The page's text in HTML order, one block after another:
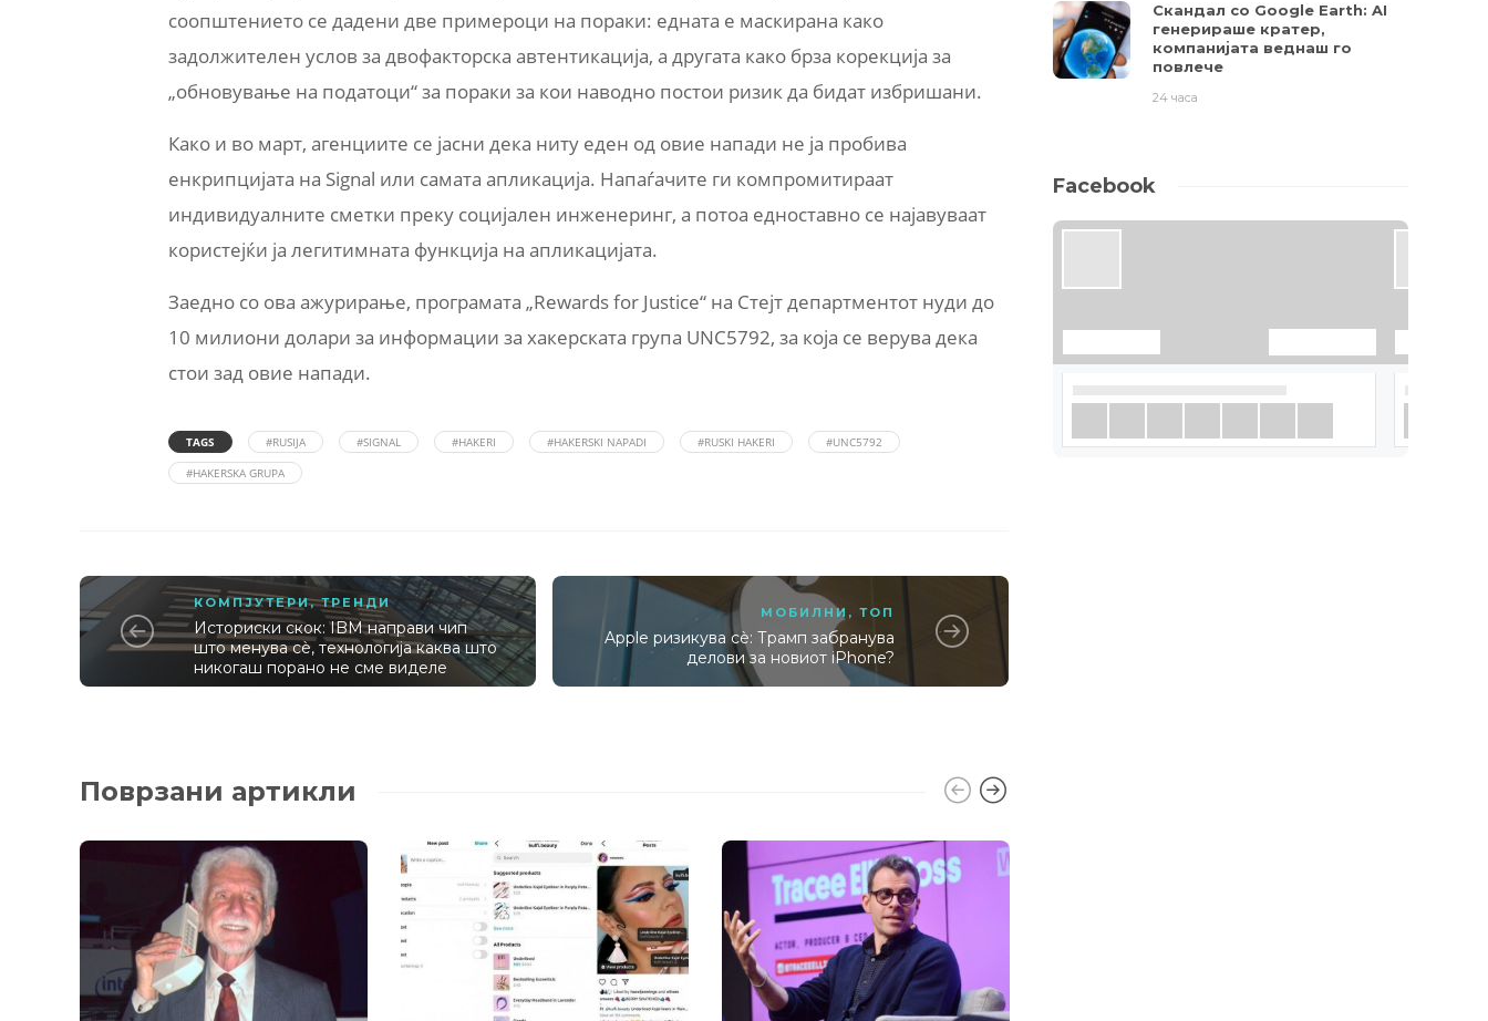
соопштението се дадени две примероци на пораки: едната е маскирана како
задолжителен услов за двофакторска автентикација, а другата како брза корекција за
„обновување на податоци“ за пораки за кои наводно постои ризик да бидат избришани.
Како и во март, агенциите се јасни дека ниту еден од овие напади не ја пробива
енкрипцијата на Signal или самата апликација. Напаѓачите ги компромитираат
индивидуалните сметки преку социјален инженеринг, а потоа едноставно се најавуваат
користејќи ја легитимната функција на апликацијата.
Заедно со ова ажурирање, програмата „Rewards for Justice“ на Стејт департментот нуди до
10 милиони долари за информации за хакерската група UNC5792, за која се верува дека
стои зад овие напади.
TAGS #RUSIJA #SIGNAL #HAKERI #HAKERSKI NAPADI #RUSKI HAKERI
#UNC5792
#HAKERSKA GRUPA
КОМПЈУТЕРИ,ТРЕНДИ
Историски скок: IBM направи чип
што менува сè, технологија каква што
никогаш порано не сме виделе
МОБИЛНИ ,ТОП
Apple ризикува сè: Трамп забранува
делови за новиот iPhone?
Поврзани артикли
Скандал со Google Earth: AI
генерираше кратер,
компанијата веднаш го
повлече
24 часа
Facebook